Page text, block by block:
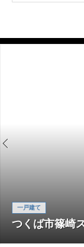
一戸建て
つくば市篠崎